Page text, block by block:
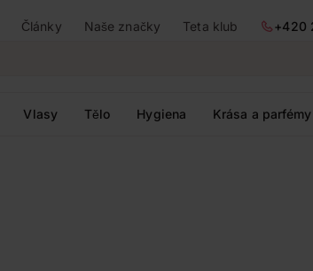
Články Naše značky Teta klub
+420
Vlasy Tělo Hygiena Krása a parfémy